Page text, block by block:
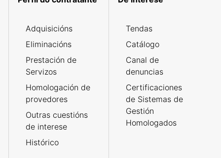
Adquisicións
Eliminacións
Prestación de
Servizos
Homologación de
provedores
Outras cuestións
de interese
Histórico
Tendas
Catálogo
Canal de
denuncias
Certificaciones
de Sistemas de
Gestión
Homologados